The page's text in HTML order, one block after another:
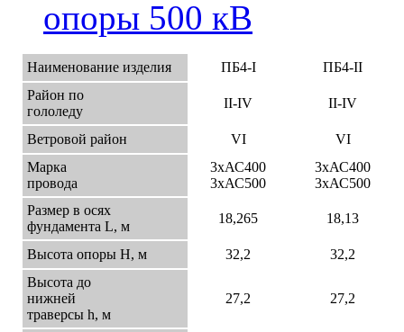
опоры 500 кВ
Наименование изделия ПБ4-I
ПБ4-II
Район по
гололеду
II-IV II-IV
Ветровой район VI
VI
Марка
провода
3хАС400
3хАС500
3хАС400
3хАС500
Размер в осях
фундамента L, м
18,265 18,13
Высота опоры Н, м 32,2
32,2
Высота до
нижней
траверсы h, м
27,2 27,2